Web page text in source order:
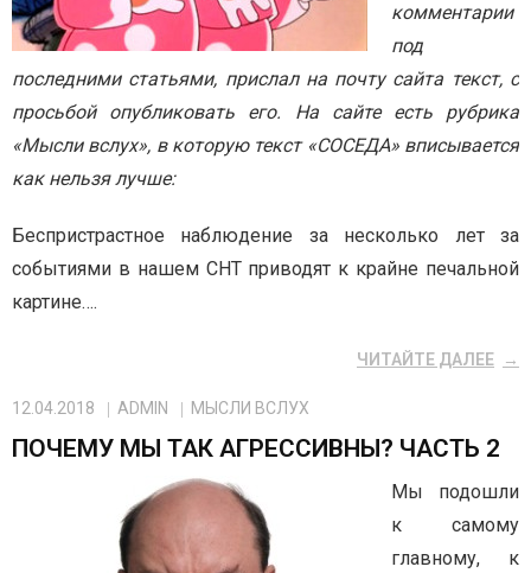
комментарии
под
последними статьями, прислал на почту сайта текст, с
просьбой опубликовать его. На сайте есть рубрика
«Мысли вслух», в которую текст «СОСЕДА» вписывается
как нельзя лучше:
Беспристрастное наблюдение за несколько лет за
событиями в нашем СНТ приводят к крайне печальной
картине….
ЧИТАЙТЕ ДАЛЕЕ
12.04.2018 ADMIN МЫСЛИ ВСЛУХ
ПОЧЕМУ МЫ ТАК АГРЕССИВНЫ? ЧАСТЬ 2
Мы подошли
к самому
главному, к